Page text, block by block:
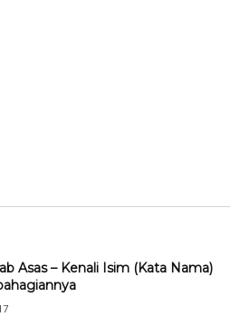
Asas – Kenali Isim (Kata Nama)